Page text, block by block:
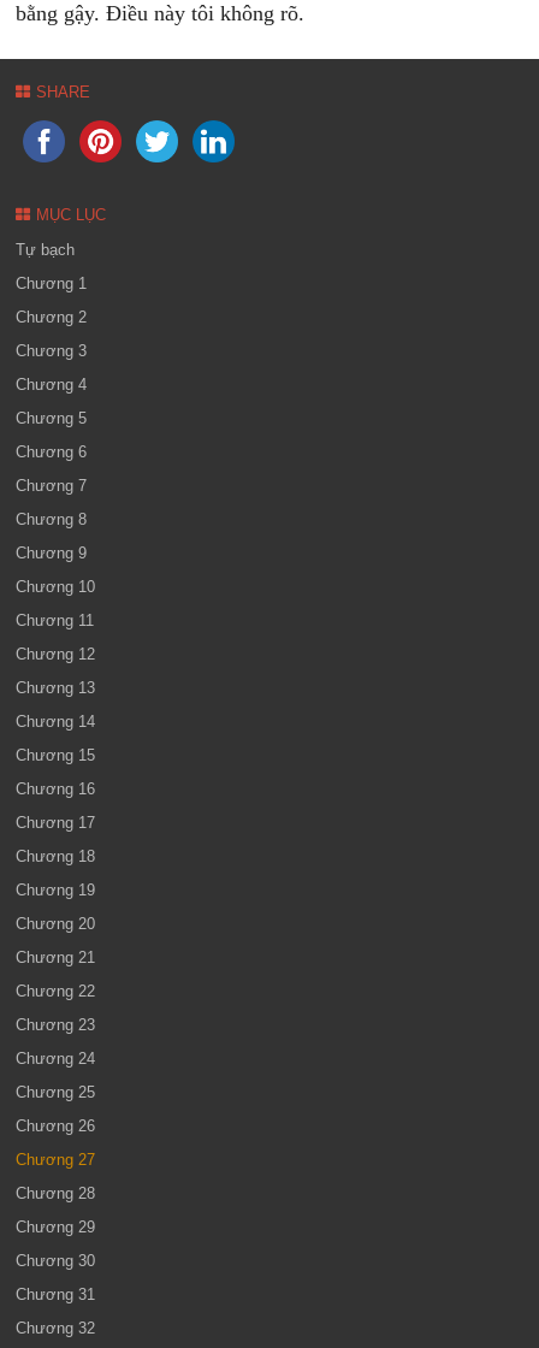
bằng gậy. Ðiều này tôi không rõ.
SHARE
MỤC LỤC
Tự bạch
Chương 1
Chương 2
Chương 3
Chương 4
Chương 5
Chương 6
Chương 7
Chương 8
Chương 9
Chương 10
Chương 11
Chương 12
Chương 13
Chương 14
Chương 15
Chương 16
Chương 17
Chương 18
Chương 19
Chương 20
Chương 21
Chương 22
Chương 23
Chương 24
Chương 25
Chương 26
Chương 27
Chương 28
Chương 29
Chương 30
Chương 31
Chương 32